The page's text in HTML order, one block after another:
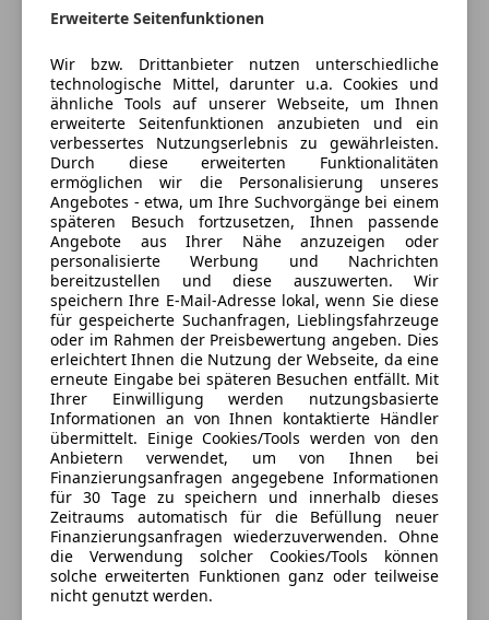
Zentralverriegelung
Extras
Alufelgen
Innenspiegel automatisch abblendend
Sprachsteuerung
*Ideal für Arbeit, Anhängerbetrieb und Freizeit
*Typische Mercedes-Benz Qualität und Sicherheit
Finanzierung & Garantie:
*Finanzierung auch ohne Anzahlung möglich
*Auf Wunsch mit Garantiepaket von 12 bis 36
Monaten
*Inzahlungnahme Ihres Fahrzeugs möglich
Besichtigung nur nach Terminvereinbarung.
Sternebewertung 5 von 5
5 Sterne
Anbieter auf AutoScout24 seit 2026
Peintner Straße 10 ,
4060 Leonding, AT
Kontakt
Sizek Motors
Alle Fahrzeuge des Anbieters
Anbieter kontaktieren
Deine Nachricht
Erweiterte Seitenfunktionen
Wir bzw. Drittanbieter nutzen unterschiedliche
technologische Mittel, darunter u.a. Cookies und
ähnliche Tools auf unserer Webseite, um Ihnen
erweiterte Seitenfunktionen anzubieten und ein
verbessertes Nutzungserlebnis zu gewährleisten.
Durch diese erweiterten Funktionalitäten
ermöglichen wir die Personalisierung unseres
Angebotes - etwa, um Ihre Suchvorgänge bei einem
späteren Besuch fortzusetzen, Ihnen passende
Angebote aus Ihrer Nähe anzuzeigen oder
personalisierte Werbung und Nachrichten
bereitzustellen und diese auszuwerten. Wir
speichern Ihre E-Mail-Adresse lokal, wenn Sie diese
für gespeicherte Suchanfragen, Lieblingsfahrzeuge
oder im Rahmen der Preisbewertung angeben. Dies
erleichtert Ihnen die Nutzung der Webseite, da eine
erneute Eingabe bei späteren Besuchen entfällt. Mit
Ihrer Einwilligung werden nutzungsbasierte
Informationen an von Ihnen kontaktierte Händler
übermittelt. Einige Cookies/Tools werden von den
Anbietern verwendet, um von Ihnen bei
Finanzierungsanfragen angegebene Informationen
für 30 Tage zu speichern und innerhalb dieses
Zeitraums automatisch für die Befüllung neuer
Finanzierungsanfragen wiederzuverwenden. Ohne
die Verwendung solcher Cookies/Tools können
solche erweiterten Funktionen ganz oder teilweise
nicht genutzt werden.